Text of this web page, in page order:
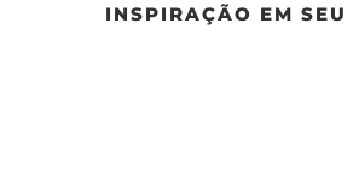
INSPIRAÇÃO EM